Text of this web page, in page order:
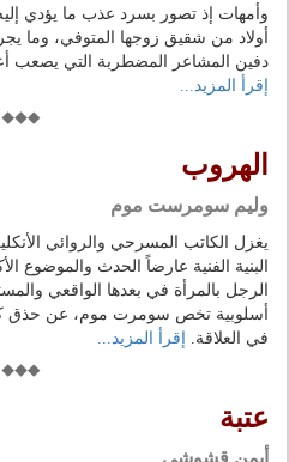
وأمهات إذ تصور بسرد عذب ما يؤدي إليه
أولاد من شقيق زوجها المتوفي، وما
دفين المشاعر المضطربة التي يصعب
إقرأ المزيد...
الهروب
وليم سومرست موم
يغزل الكاتب المسرحي والروائي
البنية الفنية عارضاً الحدث والموضوع
الرجل بالمرأة في بعدها الواقعي
أسلوبية تخص سومرت موم، عن حذق كل
في العلاقة.
إقرأ المزيد...
عتبة
أيمن قشوشي